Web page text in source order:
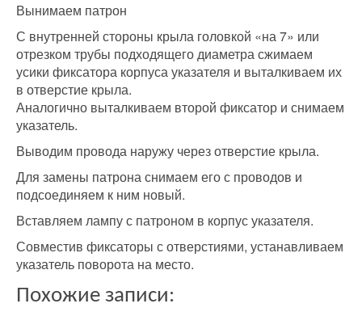
Вынимаем патрон
С внутренней стороны крыла головкой «на 7» или
отрезком трубы подходящего диаметра сжимаем
усики фиксатора корпуса указателя и выталкиваем их
в отверстие крыла.
Аналогично выталкиваем второй фиксатор и снимаем
указатель.
Выводим провода наружу через отверстие крыла.
Для замены патрона снимаем его с проводов и
подсоединяем к ним новый.
Вставляем лампу с патроном в корпус указателя.
Совместив фиксаторы с отверстиями, устанавливаем
указатель поворота на место.
Похожие записи: